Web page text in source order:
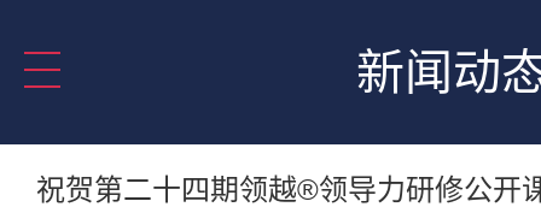
新闻动
祝贺第二十四期领越®领导力研修公开